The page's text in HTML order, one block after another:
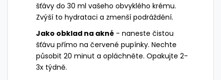
šťávy do 30 ml vašeho obvyklého krému.
Zvýší to hydrataci a zmenší podráždění.
Jako obklad na akné - naneste čistou
šťávu přímo na červené pupínky. Nechte
působit 20 minut a opláchněte. Opakujte 2-
3x týdně.